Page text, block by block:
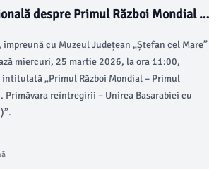
despre Primul Război Mondial la
cu Muzeul Județean „Ștefan cel Mare”
miercuri, 25 martie 2026, la ora 11:00,
„Primul Război Mondial – Primul
Primăvara reîntregirii – Unirea Basarabiei cu